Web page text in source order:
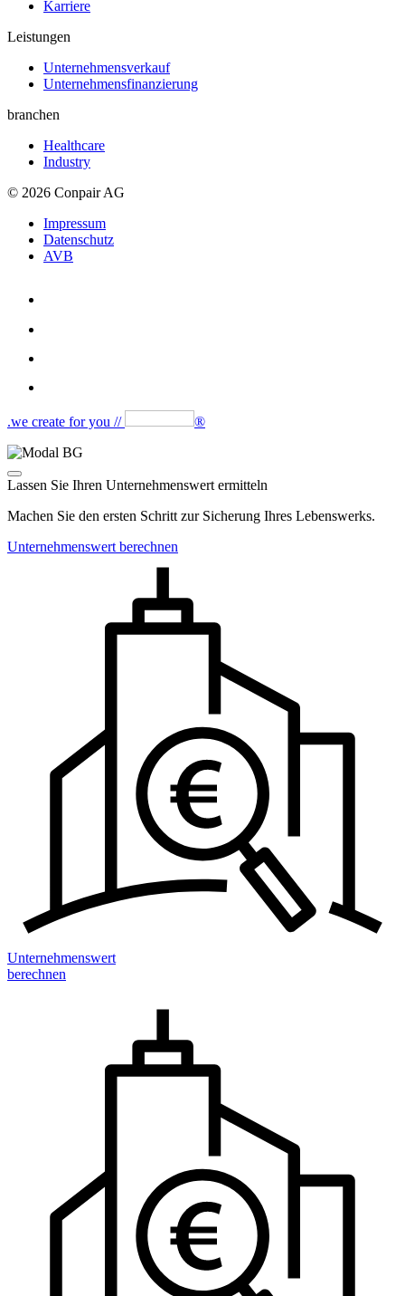
Karriere
Leistungen
Unternehmensverkauf
Unternehmens­finanzierung
branchen
Healthcare
Industry
© 2026 Conpair AG
Impressum
Datenschutz
AVB
.we create for you // ®
Lassen Sie Ihren Unternehmenswert ermitteln
Machen Sie den ersten Schritt zur Sicherung Ihres Lebenswerks.
Unternehmenswert berechnen
Unternehmenswert
berechnen